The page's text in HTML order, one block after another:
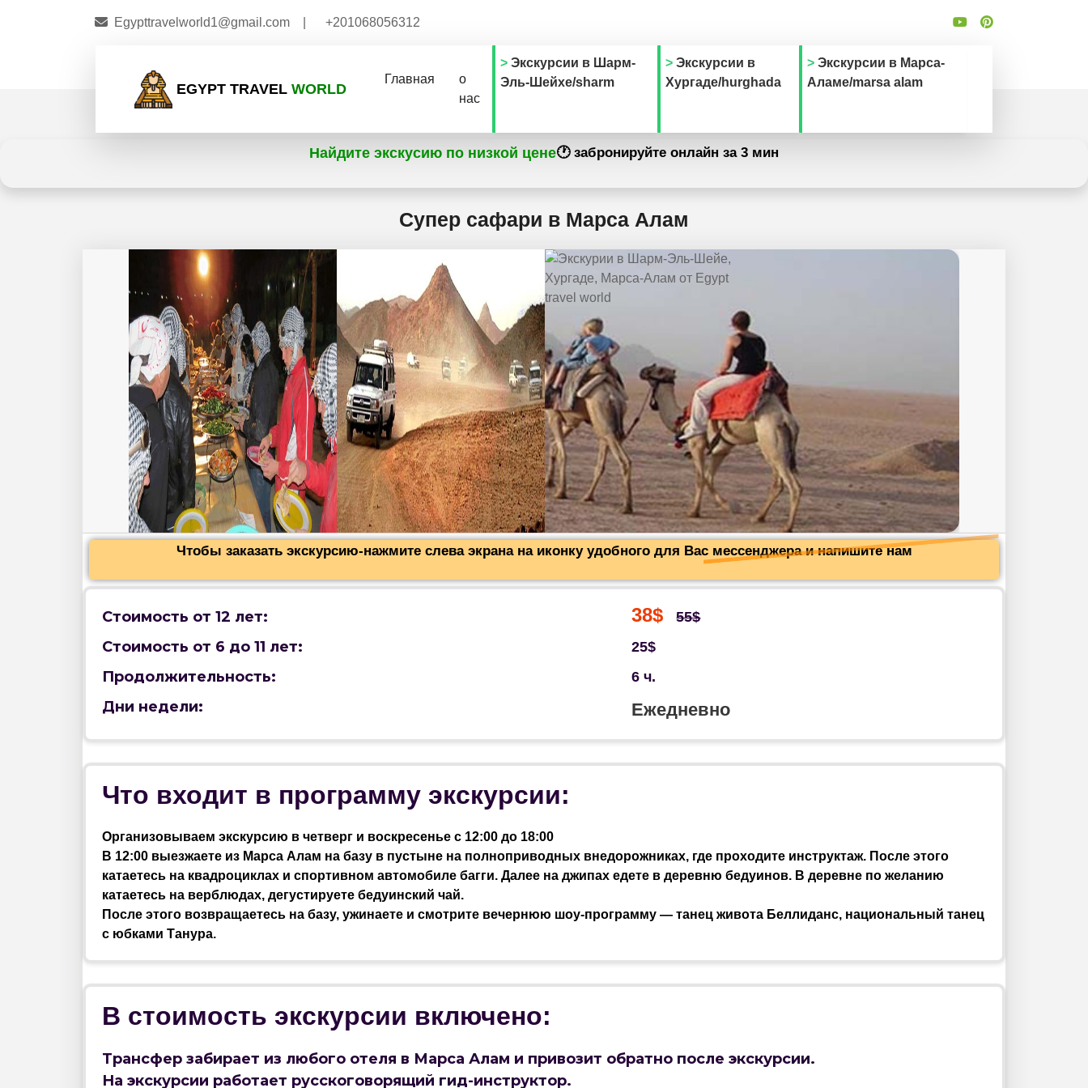
Egypttravelworld1@gmail.com +201068056312
EGYPT TRAVEL WORLD
Главная
о
нас
Экскурсии в Шарм-
Эль-Шейхе/sharm
Экскурсии в
Хургаде/hurghada
Экскурсии в Марса-
Аламе/marsa alam
Найдите экскусию по низкой цене🕐 забронируйте онлайн за 3 мин
Супер сафари в Марса Алам
Чтобы заказать экскурсию-нажмите слева экрана на иконку удобного для Вас мессенджера и напишите нам
Стоимость от 12 лет: 38$ 55$
Стоимость от 6 до 11 лет: 25$
Продолжительность: 6 ч.
Дни недели: Ежедневно
Что входит в программу экскурсии:
Организовываем экскурсию в четверг и воскресенье с 12:00 до 18:00
В 12:00 выезжаете из Марса Алам на базу в пустыне на полноприводных внедорожниках, где проходите инструктаж. После этого
катаетесь на квадроциклах и спортивном автомобиле багги. Далее на джипах едете в деревню бедуинов. В деревне по желанию
катаетесь на верблюдах, дегустируете бедуинский чай.
После этого возвращаетесь на базу, ужинаете и смотрите вечернюю шоу-программу — танец живота Беллиданс, национальный танец
с юбками Танура.
В стоимость экскурсии включено:
Трансфер забирает из любого отеля в Марса Алам и привозит обратно после экскурсии.
На экскурсии работает русскоговорящий гид-инструктор.